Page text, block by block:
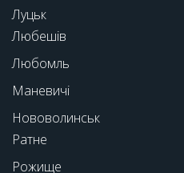
Луцьк
Любешів
Любомль
Маневичі
Нововолинськ
Ратне
Рожище